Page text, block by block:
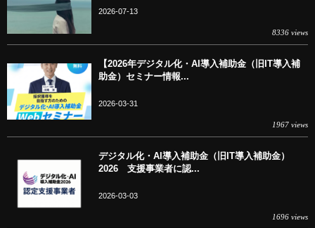
2026-07-13
8336 views
【2026年デジタル化・AI導入補助金（旧IT導入補
助金）セミナー情報...
2026-03-31
1967 views
デジタル化・AI導入補助金（旧IT導入補助金）
2026 支援事業者に認...
2026-03-03
1696 views